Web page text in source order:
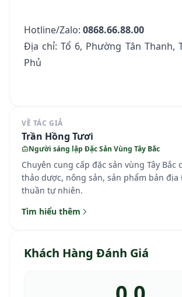
Hotline/Zalo: 0868.66.88.00
Địa chỉ: Tổ 6, Phường Tân Thanh,
Phủ
VỀ TÁC GIẢ
Trần Hồng Tươi
Người sáng lập Đặc Sản Vùng Tây Bắc
Chuyên cung cấp đặc sản vùng Tây
thảo dược, nông sản, sản phẩm bản địa
thuần tự nhiên.
Tìm hiểu thêm
Khách Hàng Đánh Giá